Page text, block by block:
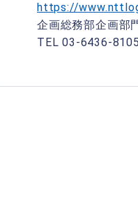
https://
企画総務部企画部
TEL 03-6436-8105